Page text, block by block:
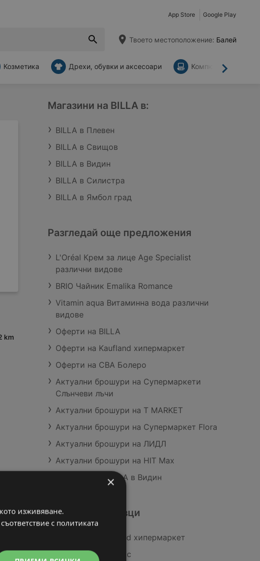
App Store Google Play
Твоето местоположение: Балей
Напред
Козметика Дрехи, обувки и аксесоари Компютри и
km
Магазини на BILLA в:
BILLA в Плевен
BILLA в Свищов
BILLA в Видин
BILLA в Силистра
BILLA в Ямбол град
Разгледай още предложения
L'Oréal Крем за лице Age Specialist
различни видове
BRIO Чайник Emalika Romance
Vitamin aqua Витаминна вода различни
видове
Оферти на BILLA
Оферти на Kaufland хипермаркет
Оферти на CBA Болеро
Актуални брошури на Супермаркети
Слънчеви лъчи
Актуални брошури на T MARKET
Актуални брошури на Супермаркет Flora
Актуални брошури на ЛИДЛ
Актуални брошури на HIT Max
Магазини на BILLA в Видин
Подобни търговци
Оферти на Kaufland хипермаркет
Оферти на Славекс
×
изживяване.
с политиката